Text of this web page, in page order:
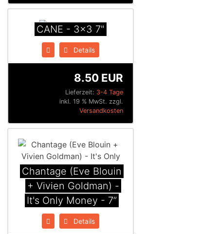
CANE - 3x3 7"
Details
Lieferzeit: 3-4 Tage
8.50 EUR
inkl. 19 % MwSt. zzgl.
Versandkosten
Chantage (Eve Blouin
+ Vivien Goldman) -
It's Only Money - 7”
Details